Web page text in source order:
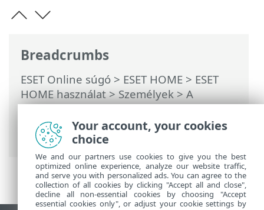
Breadcrumbs
ESET Online súgó > ESET HOME > ESET
HOME használat>Személyek>A
személyhez rendelt ESET-funkciók>Anti-
Theft>Az Anti-Theft által védett
eszközök
>Aktivitás > IP-címek
Your account, your cookies
choice
We and our partners use cookies to give you the best
optimized online experience, analyze our website traffic,
and serve you with personalized ads. You can agree to the
collection of all cookies by clicking "Accept all and close",
decline all non-essential cookies by choosing "Accept
essential cookies only", or adjust your cookie settings by